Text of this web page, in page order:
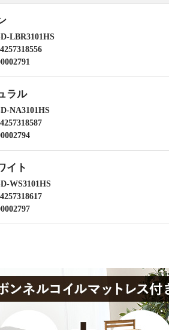
LBR3101HS
ラル
NA3101HS
イト
WS3101HS